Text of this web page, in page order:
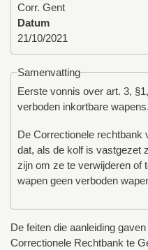
Corr. Gent
Datum
21/10/2021
Samenvatting
Eerste vonnis over art. 3,
verboden inkortbare wapens.
De Correctionele rechtbank
dat, als de kolf is vastgezet
zijn om ze te verwijderen of
wapen geen verboden
De feiten die aanleiding
Correctionele Rechtbank te